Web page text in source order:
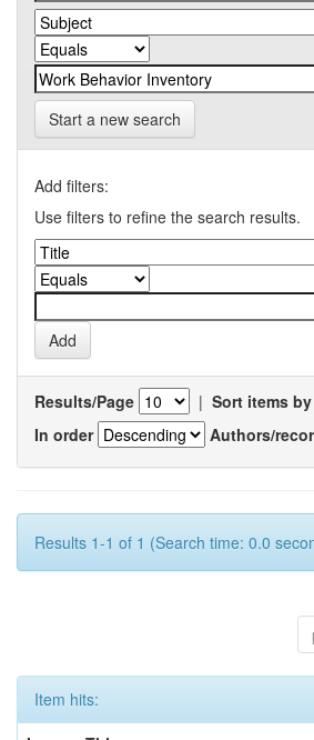
Start a new search
Add filters:
Use filters to refine the search results.
Results/Page | Sort items by
In order
Authors/
Results 1-1 of 1 (Search time: 0.0
Item hits: